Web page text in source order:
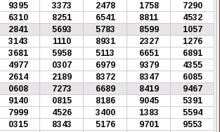
9395 3373 2478 1758
7290
6310 8251 6541 8811
4532
2841 5693 5783 8599
1057
3143 1110 8931 2327
1276
3681 5958 5113 6651
6891
4977 0307 6979 9379
4355
2614 2189 8372 8347
6085
0608 7273 6689 8419
9467
9140 0815 8186 9045
5391
7999 4526 3400 1383
5594
0315 8343 5176 9701
9553